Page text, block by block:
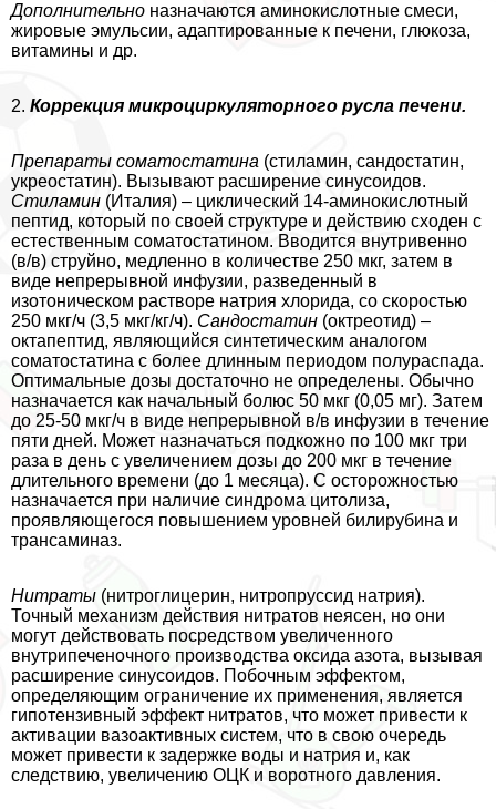
Дополнительно назначаются аминокислотные смеси,
жировые эмульсии, адаптированные к печени, глюкоза,
витамины и др.
2. Коррекция микроциркуляторного русла печени.
Препараты соматостатина (стиламин, сандостатин,
укреостатин). Вызывают расширение синусоидов.
Стиламин (Италия) – циклический 14-аминокислотный
пептид, который по своей структуре и действию сходен с
естественным соматостатином. Вводится внутривенно
(в/в) струйно, медленно в количестве 250 мкг, затем в
виде непрерывной инфузии, разведенный в
изотоническом растворе натрия хлорида, со скоростью
250 мкг/ч (3,5 мкг/кг/ч). Сандостатин (октреотид) –
октапептид, являющийся синтетическим аналогом
соматостатина с более длинным периодом полураспада.
Оптимальные дозы достаточно не определены. Обычно
назначается как начальный болюс 50 мкг (0,05 мг). Затем
до 25-50 мкг/ч в виде непрерывной в/в инфузии в течение
пяти дней. Может назначаться подкожно по 100 мкг три
раза в день с увеличением дозы до 200 мкг в течение
длительного времени (до 1 месяца). С осторожностью
назначается при наличие синдрома цитолиза,
проявляющегося повышением уровней билирубина и
трaнcаминаз.
Нитраты (нитроглицерин, нитропруссид натрия).
Точный механизм действия нитратов неясен, но они
могут действовать посредством увеличенного
внутрипеченочного производства оксида азота, вызывая
расширение синусоидов. Побочным эффектом,
определяющим ограничение их применения, является
гипотензивный эффект нитратов, что может привести к
активации вазоактивных систем, что в свою очередь
может привести к задержке воды и натрия и, как
следствию, увеличению ОЦК и воротного давления.